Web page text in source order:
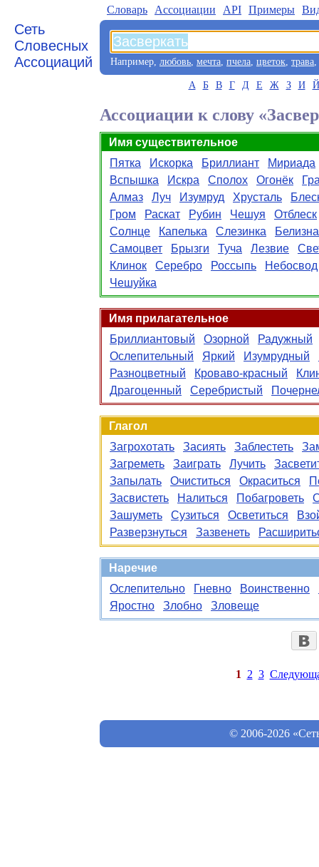
Сеть
Словесных
Ассоциаций
Словарь Aссоциации API Примеры
Например, любовь, мечта, пчела, цветок, трава,
А Б В Г Д Е Ж З И Й
Ассоциации к слову
Имя существительное
Пятка
Искорка Бриллиант
Мириада
Вспышка
Искра Сполох Огонёк
Алмаз
Луч Изумруд Хрусталь
Гром
Раскат Рубин Чешуя
Отблеск
Солнце
Капелька Слезинка
Белизна
Самоцвет
Брызги Туча Лезвие
Клинок
Серебро Россыпь
Небосвод
Чешуйка
Имя прилагательное
Бриллиантовый
Озорной
Радужный
Ослепительный
Яркий Изумрудный
Разноцветный
Кроваво-красный
Драгоценный
Серебристый
Глагол
Загрохотать
Засиять Заблестеть
Загреметь
Заиграть Лучить
Запылать
Очиститься Окраситься
Засвистеть
Налиться Побагроветь
Зашуметь
Сузиться Осветиться
Разверзнуться
Зазвенеть
Наречие
Ослепительно
Гневно Воинственно
Яростно
Злобно Зловеще
1 2 3
© 2006-2026